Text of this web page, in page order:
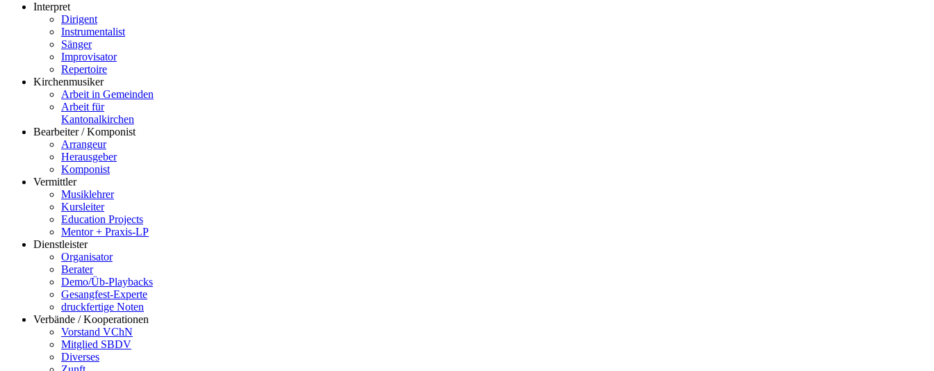
Interpret
Dirigent
Instrumentalist
Sänger
Improvisator
Repertoire
Kirchenmusiker
Arbeit in Gemeinden
Arbeit für
Kantonalkirchen
Bearbeiter / Komponist
Arrangeur
Herausgeber
Komponist
Vermittler
Musiklehrer
Kursleiter
Education Projects
Mentor + Praxis-LP
Dienstleister
Organisator
Berater
Demo/Üb-Playbacks
Gesangfest-Experte
druckfertige Noten
Verbände / Kooperationen
Vorstand VChN
Mitglied SBDV
Diverses